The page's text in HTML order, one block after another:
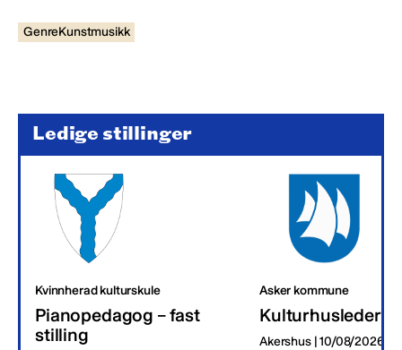
GenreKunstmusikk
Ledige stillinger
Kvinnherad kulturskule
Pianopedagog – fast
stilling
Asker kommune
Kulturhusleder
Akershus | 10/08/2026